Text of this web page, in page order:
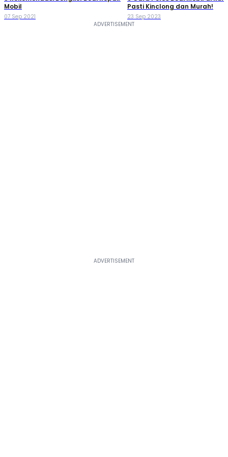
Mobil
07 Sep 2021
Pasti Kinclong dan Murah!
23 Sep 2023